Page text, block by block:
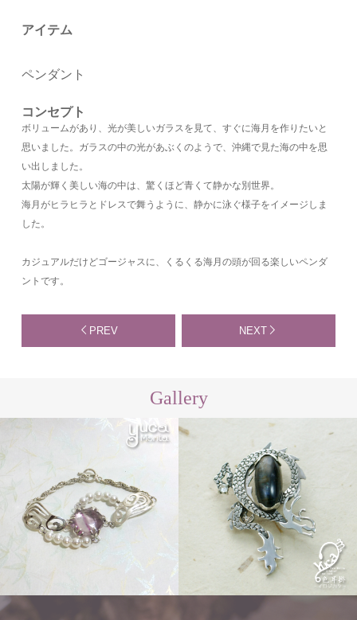
アイテム
ペンダント
コンセプト
ボリュームがあり、光が美しいガラスを見て、すぐに海月を作りたいと
思いました。ガラスの中の光があぶくのようで、沖縄で見た海の中を思
い出しました。
太陽が輝く美しい海の中は、驚くほど青くて静かな別世界。
海月がヒラヒラとドレスで舞うように、静かに泳ぐ様子をイメージしま
した。
カジュアルだけどゴージャスに、くるくる海月の頭が回る楽しいペンダ
ントです。
PREV NEXT
Gallery
Other